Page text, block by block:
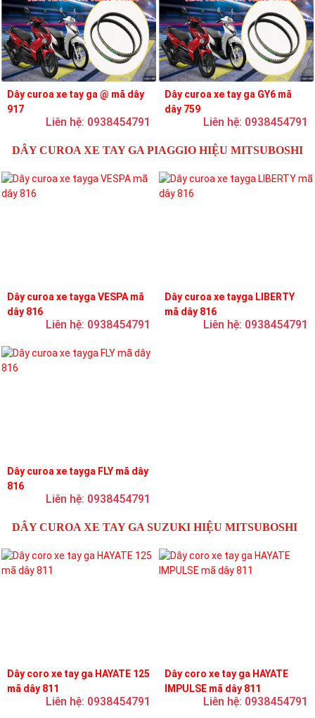
Dây curoa xe tay ga @ mã dây
917
Liên hệ: 0938454791
Dây curoa xe tay ga GY6 mã
dây 759
Liên hệ: 0938454791
DÂY CUROA XE TAY GA PIAGGIO HIỆU MITSUBOSHI
Dây curoa xe tayga VESPA mã
dây 816
Liên hệ: 0938454791
Dây curoa xe tayga LIBERTY
mã dây 816
Liên hệ: 0938454791
Dây curoa xe tayga FLY mã dây
816
Liên hệ: 0938454791
DÂY CUROA XE TAY GA SUZUKI HIỆU MITSUBOSHI
Dây coro xe tay ga HAYATE 125
mã dây 811
Liên hệ: 0938454791
Dây coro xe tay ga HAYATE
IMPULSE mã dây 811
Liên hệ: 0938454791